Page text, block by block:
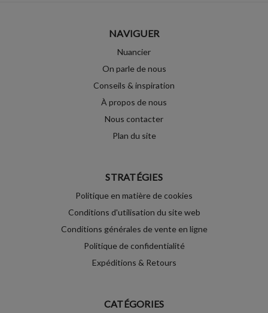
NAVIGUER
Nuancier
On parle de nous
Conseils & inspiration
À propos de nous
Nous contacter
Plan du site
STRATÉGIES
Politique en matière de cookies
Conditions d'utilisation du site web
Conditions générales de vente en ligne
Politique de confidentialité
Expéditions & Retours
CATÉGORIES